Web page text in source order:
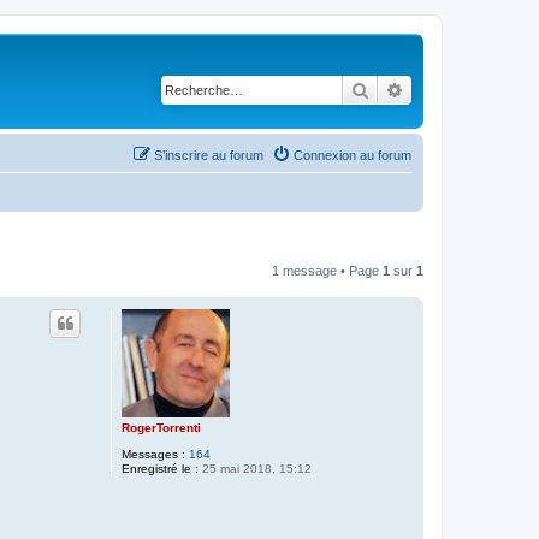
Rechercher
Connexion au forum
S’inscrire au forum
1 message • Page 1 sur 1
RogerTorrenti
Messages : 164
Enregistré le : 25 mai 2018, 15:12